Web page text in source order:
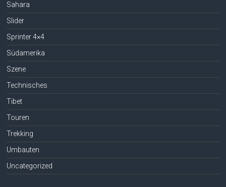
Sahara
Slider
Sprinter 4×4
Südamerika
Szene
Technisches
Tibet
Touren
Trekking
Umbauten
Uncategorized